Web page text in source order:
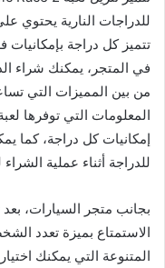
للدراجات النارية يحتوي
تتميز كل دراجة
في المتجر، يمكنك شراء
من بين المميزات التي
المعلومات التي توفرها
إمكانيات كل دراجة، كما
للدراجة أثناء عملية
بجانب متجر السيارات،
الاستمتاع بميزة تعدد
المتنوعة التي يمكنك